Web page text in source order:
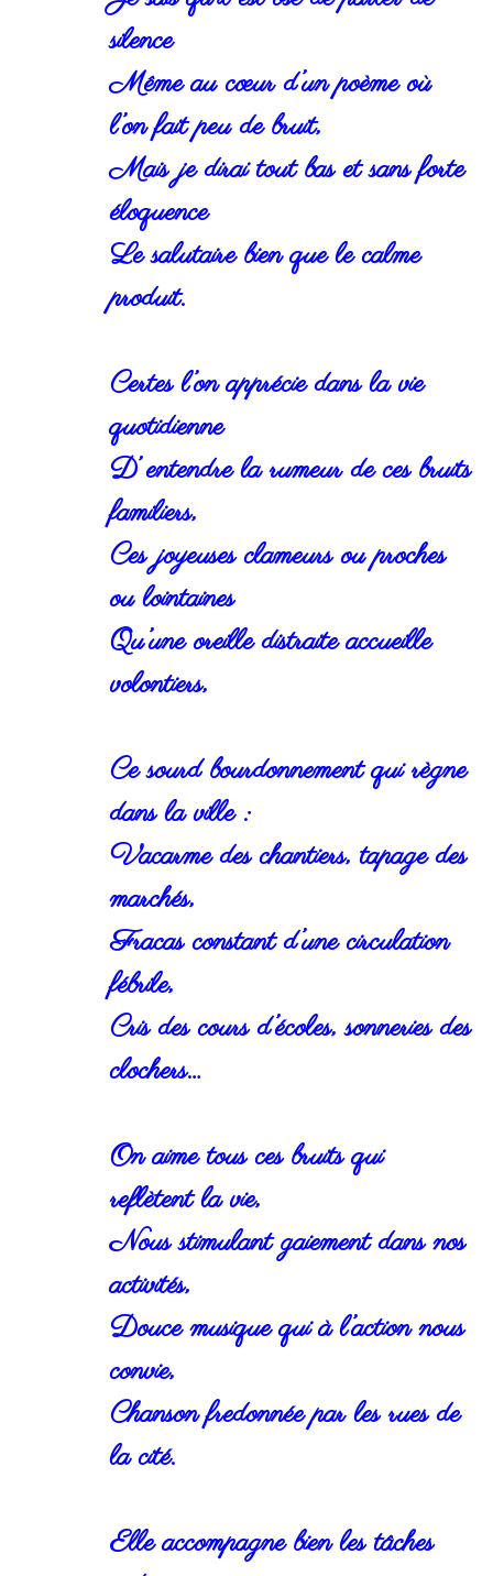
silence
Même au cœur d’un poème où
l’on fait peu de bruit,
Mais je dirai tout bas et sans forte
éloquence
Le salutaire bien que le calme
produit.
Certes l’on apprécie dans la vie
quotidienne
D’ entendre la rumeur de ces bruits
familiers,
Ces joyeuses clameurs ou proches
ou lointaines
Qu’une oreille distraite accueille
volontiers,
Ce sourd bourdonnement qui règne
dans la ville :
Vacarme des chantiers, tapage des
marchés,
Fracas constant d’une circulation
fébrile,
Cris des cours d’écoles, sonneries des
clochers…
On aime tous ces bruits qui
reflètent la vie,
Nous stimulant gaiement dans nos
activités,
Douce musique qui à l’action nous
convie,
Chanson fredonnée par les rues de
la cité.
Elle accompagne bien les tâches